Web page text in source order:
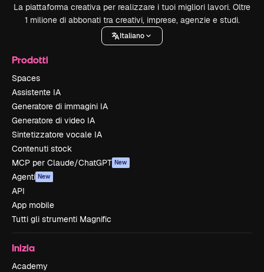
La piattaforma creativa per realizzare i tuoi migliori lavori. Oltre
1 milione di abbonati tra creativi, imprese, agenzie e studi.
Italiano
Prodotti
Spaces
Assistente IA
Generatore di immagini IA
Generatore di video IA
Sintetizzatore vocale IA
Contenuti stock
MCP per Claude/ChatGPT New
Agenti New
API
App mobile
Tutti gli strumenti Magnific
Inizia
Academy